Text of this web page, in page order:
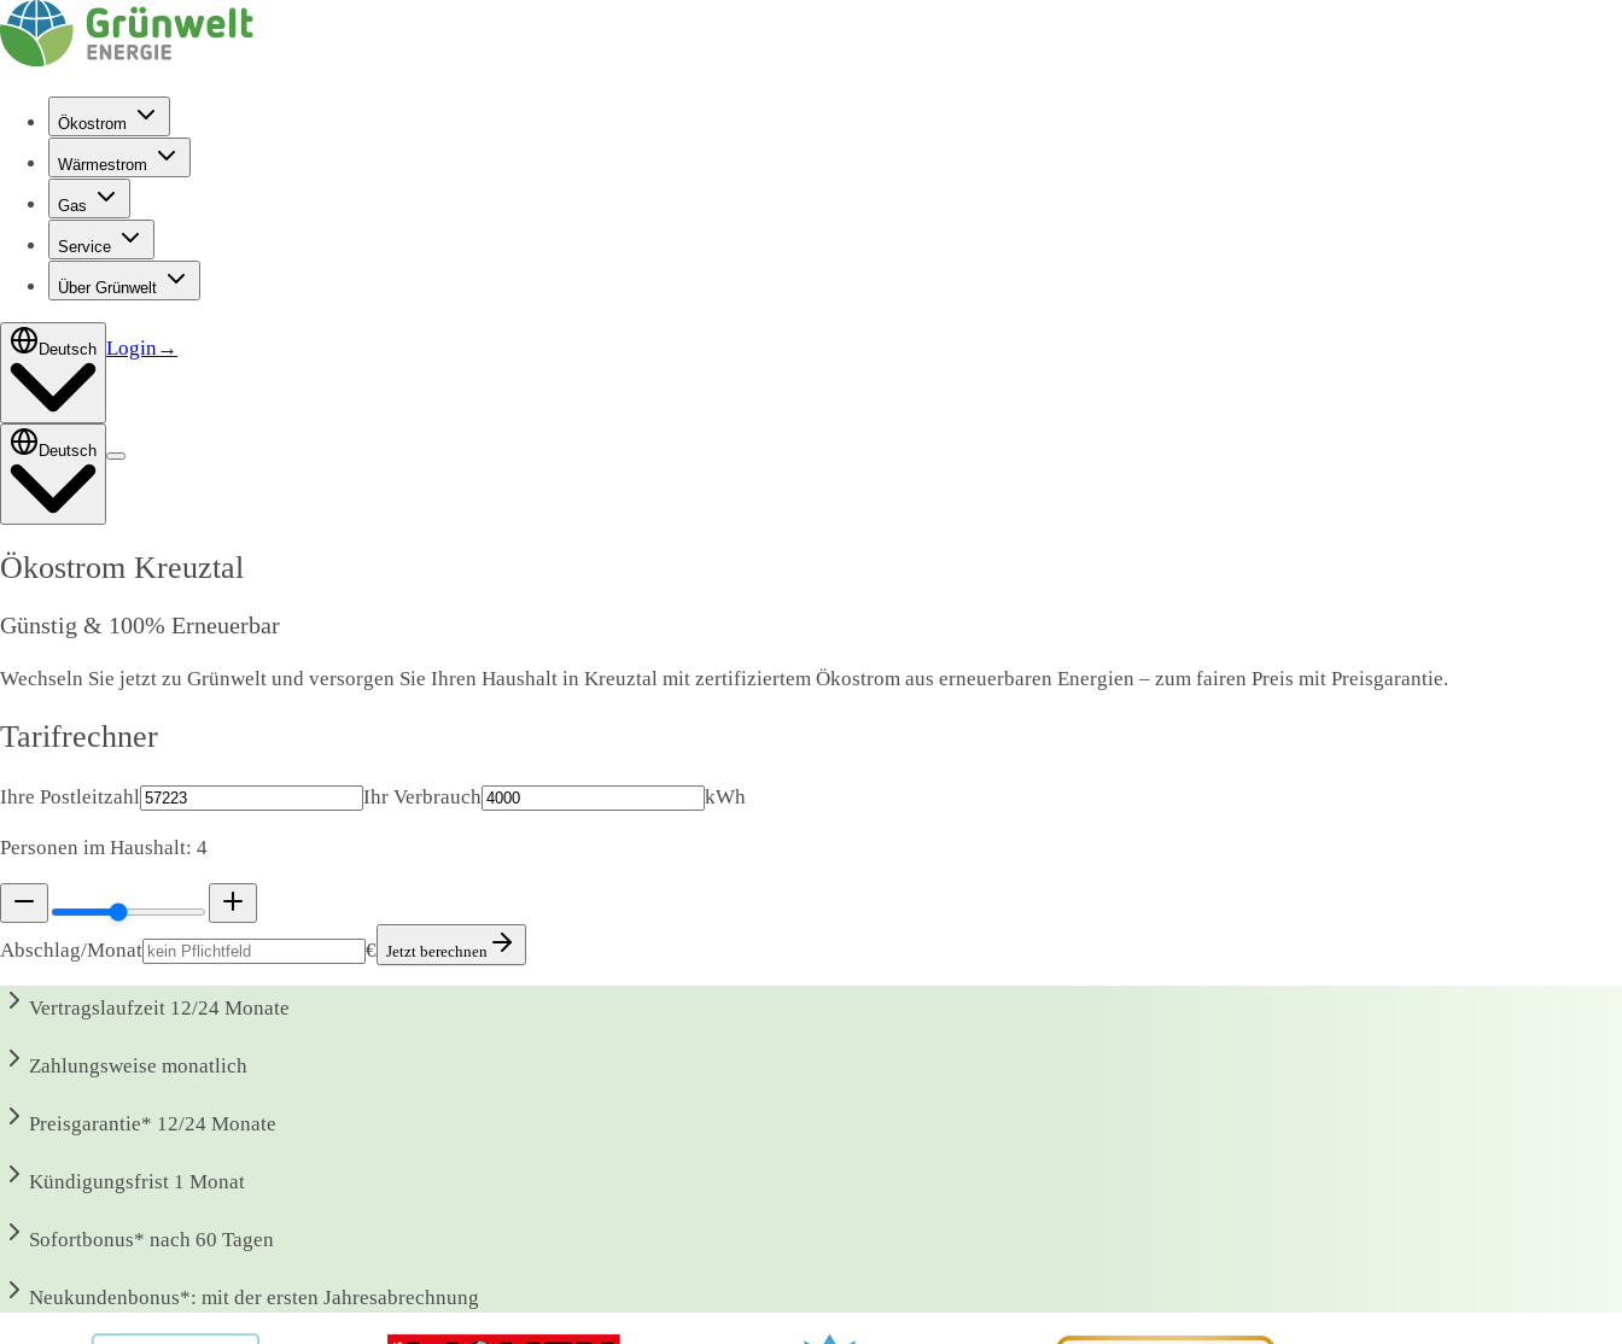
Ökostrom
Wärmestrom
Gas
Service
Über Grünwelt
Deutsch Login→
Deutsch
Ökostrom Kreuztal
Günstig & 100% Erneuerbar
Wechseln Sie jetzt zu Grünwelt und versorgen Sie Ihren Haushalt in Kreuztal mit zertifiziertem Ökostrom aus erneuerbaren Energien – zum fairen Preis mit Preisgarantie.
Tarifrechner
Ihre Postleitzahl Ihr Verbrauch kWh
Personen im Haushalt: 4
Abschlag/Monat € Jetzt berechnen
Vertragslaufzeit 12/24 Monate
Zahlungsweise monatlich
Preisgarantie* 12/24 Monate
Kündigungsfrist 1 Monat
Sofortbonus* nach 60 Tagen
Neukundenbonus*: mit der ersten Jahresabrechnung